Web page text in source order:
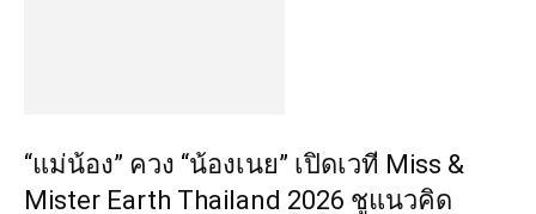
“แม่น้อง” ควง “น้องเนย” เปิดเวที Miss &
Mister Earth Thailand 2026 ชูแนวคิด